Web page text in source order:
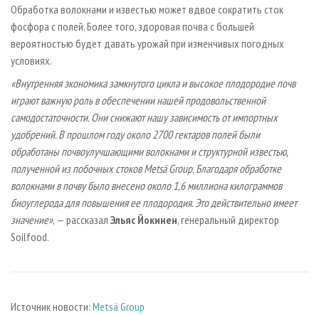
Обработка волокнами и известью может вдвое сократить сток
фосфора с полей. Более того, здоровая почва с большей
вероятностью будет давать урожай при изменчивых погодных
условиях.
«Внутренняя экономика замкнутого цикла и высокое плодородие почв
играют важную роль в обеспечении нашей продовольственной
самодостаточности. Они снижают нашу зависимость от импортных
удобрений. В прошлом году около 2700 гектаров полей были
обработаны почвоулучшающими волокнами и структурной известью,
полученной из побочных стоков Metsä Group. Благодаря обработке
волокнами в почву было внесено около 1,6 миллиона килограммов
биоуглерода для повышения ее плодородия. Это действительно имеет
значение», — рассказал Эльяс Йокинен, генеральный директор
Soilfood.
Источник новости: Metsä Group